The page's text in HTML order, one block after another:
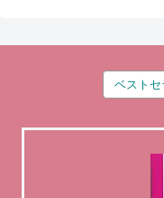
ベストセ